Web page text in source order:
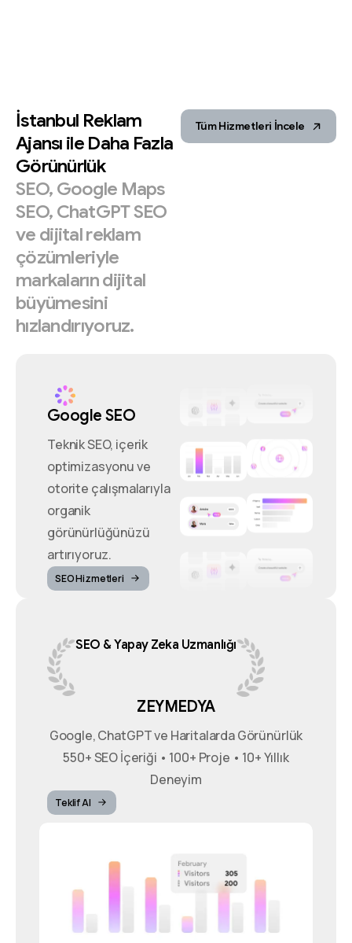
İstanbul Reklam
Ajansı ile Daha Fazla
Görünürlük
SEO, Google Maps
SEO, ChatGPTSEO
ve dijitalreklam
çözümleriyle
markalarındijital
büyümesini
hızlandırıyoruz.
Tüm Hizmetleri İncele
Google SEO
Teknik SEO, içerik
optimizasyonu ve
otorite çalışmalarıyla
organik
görünürlüğünüzü
artırıyoruz.
SEO Hizmetleri
SEO &Yapay Zeka Uzmanlığı
ZEYMEDYA
Google, ChatGPT ve Haritalarda Görünürlük
550+ SEO İçeriği • 100+ Proje • 10+ Yıllık
Deneyim
Teklif Al